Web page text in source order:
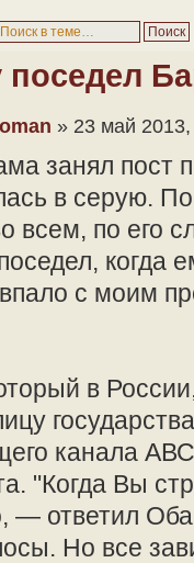
поседел
» 23 май
занял пост
в серую.
всем, по его
когда
с моим
в
канала
"Когда Вы
— ответил
Но все